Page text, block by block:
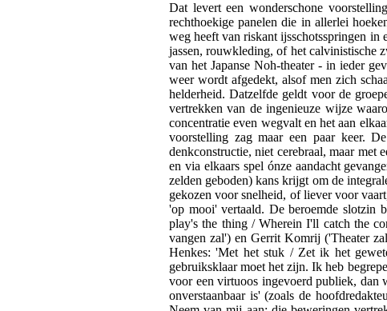
Dat levert een wonderschone
rechthoekige panelen die in allerlei
weg heeft van riskant ijsschotsspringen
jassen, rouwkleding, of het calvinistische
van het Japanse Noh-theater - in ieder
weer wordt afgedekt, alsof men zich
helderheid. Datzelfde geldt voor de
vertrekken van de ingenieuze wijze
concentratie even wegvalt en het aan
voorstelling zag maar een paar keer.
denkconstructie, niet cerebraal, maar met
en via elkaars spel ónze aandacht
zelden geboden) kans krijgt om de
gekozen voor snelheid, of liever voor
'op mooi' vertaald. De beroemde slotzin
play's the thing / Wherein I'll catch the
vangen zal') en Gerrit Komrij ('Theater
Henkes: 'Met het stuk / Zet ik het
gebruiksklaar moet het zijn. Ik heb
voor een virtuoos ingevoerd publiek, dan
onverstaanbaar is' (zoals de